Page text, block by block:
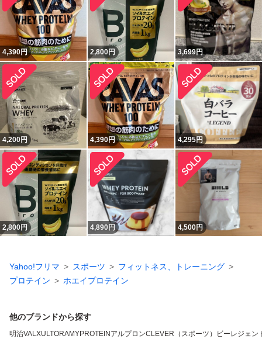
4,390円 2,800円 3,699円
4,200円 4,390円 4,295円
2,800円 4,890 円 4,500円
Yahoo!フリマ スポーツ
フィットネス、トレーニング
プロテイン
ホエイプロテイン
他のブランドから探す
明治VALXULTORAMYPROTEIN アルプロンCLEVER（スポーツ） ビーレジェン